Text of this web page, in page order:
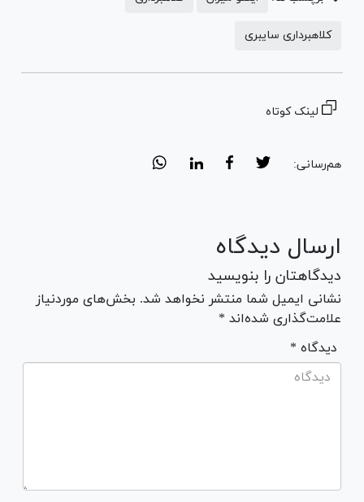
کلاهبرداری سایبری
لینک کوتاه
هم‌رسانی:
ارسال دیدگاه
دیدگاهتان را بنویسید
نشانی ایمیل شما منتشر نخواهد شد. بخش‌های موردنیاز
علامت‌گذاری شده‌اند *
* دیدگاه